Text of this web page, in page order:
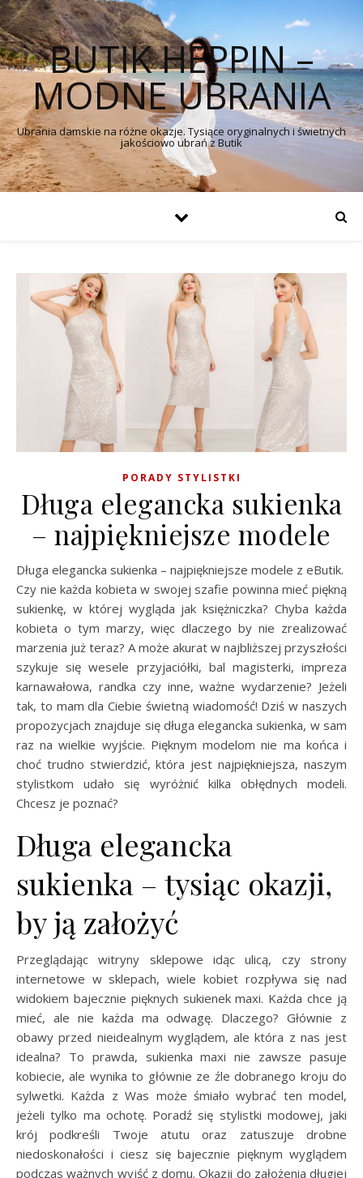
BUTIK HEPPIN –
MODNE UBRANIA
Ubrania damskie na różne okazje. Tysiące oryginalnych i świetnych
jakościowo ubrań z Butik
PORADY STYLISTKI
Długa elegancka sukienka
– najpiękniejsze modele
Długa elegancka sukienka – najpiękniejsze modele z eButik.
Czy nie każda kobieta w swojej szafie powinna mieć piękną
sukienkę, w której wygląda jak księżniczka? Chyba każda
kobieta o tym marzy, więc dlaczego by nie zrealizować
marzenia już teraz? A może akurat w najbliższej przyszłości
szykuje się wesele przyjaciółki, bal magisterki, impreza
karnawałowa, randka czy inne, ważne wydarzenie? Jeżeli
tak, to mam dla Ciebie świetną wiadomość! Dziś w naszych
propozycjach znajduje się długa elegancka sukienka, w sam
raz na wielkie wyjście. Pięknym modelom nie ma końca i
choć trudno stwierdzić, która jest najpiękniejsza, naszym
stylistkom udało się wyróżnić kilka obłędnych modeli.
Chcesz je poznać?
Długa elegancka
sukienka – tysiąc okazji,
by ją założyć
Przeglądając witryny sklepowe idąc ulicą, czy strony
internetowe w sklepach, wiele kobiet rozpływa się nad
widokiem bajecznie pięknych sukienek maxi. Każda chce ją
mieć, ale nie każda ma odwagę. Dlaczego? Głównie z
obawy przed nieidealnym wyglądem, ale która z nas jest
idealna? To prawda, sukienka maxi nie zawsze pasuje
kobiecie, ale wynika to głównie ze źle dobranego kroju do
sylwetki. Każda z Was może śmiało wybrać ten model,
jeżeli tylko ma ochotę. Poradź się stylistki modowej, jaki
krój podkreśli Twoje atutu oraz zatuszuje drobne
niedoskonałości i ciesz się bajecznie pięknym wyglądem
podczas ważnych wyjść z domu. Okazji do założenia długiej